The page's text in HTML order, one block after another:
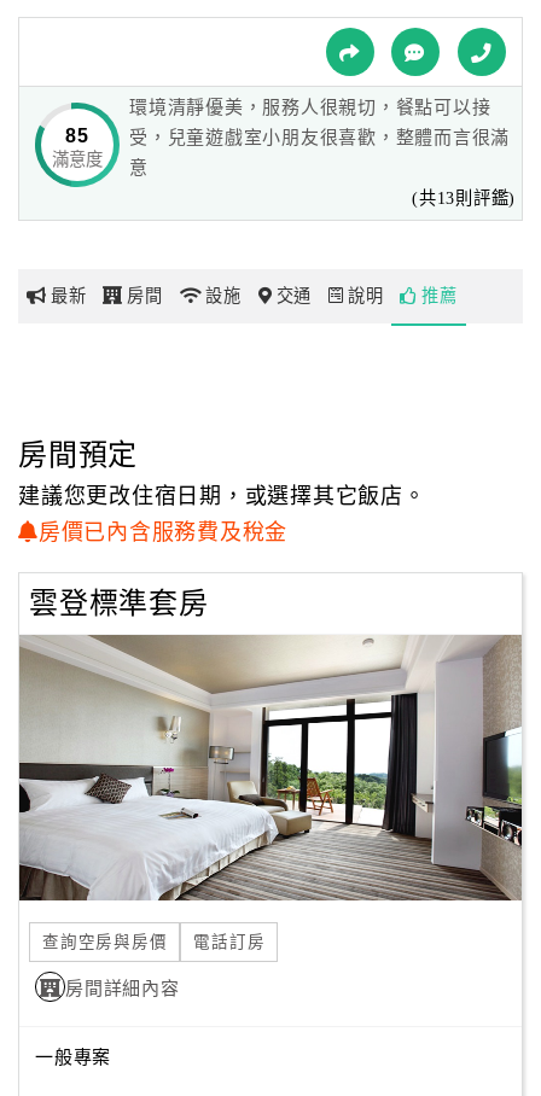
球
網
帶
圖
顧
客
務
意
度
訂
管
理
會
李董事長這麼說~
不管您來雲登渡假的目的是甚麼，我們期盼每位到訪的旅客
在這找到自己的答案
世界知名作家馬克吐溫曾說過~歡樂的滋味如果要充分體
這句話聽起來令人振奮，雲登景觀飯店正是基於這個理念而
人來了，其他交給我們張羅！
進入會館，看到的、聽到的、聞到的、摸到的、吃到的，都
或許不是頂級第一，但絕對是用心唯一，
從香榭大道、迎賓大廳、景觀視野、房型設備、餐飲料理、
休閒設施等著您一一體驗，
不滿意的請隨時告訴我們，我們期望您將美好的回憶留在雲
登，
因為~這是我們下次再見面的約定。
85
滿意度
環境清靜優美，服務人很親切，餐點可以接
受，兒童遊戲室小朋友很喜歡，整體而言很滿
意
(共13則評鑑)
最新 房間 設施 交通 說明 推薦
房間預定
建議您更改住宿日期，或選擇其它飯店。
房價已內含服務費及稅金
雲登標準套房
查詢空房與房價 電話訂房
房間詳細內容
一般專案